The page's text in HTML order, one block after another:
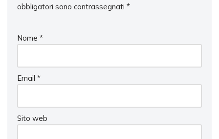
obbligatori sono contrassegnati *
Nome *
Email *
Sito web